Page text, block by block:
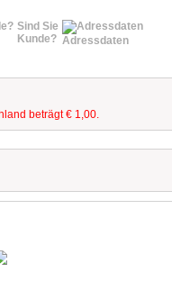
Sind Sie
Kunde? Adressdaten
beträgt € 1,00.